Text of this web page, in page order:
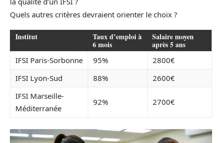
Quels autres critères devraient orienter le choix ?
Institut Taux d’emploi à
6 mois
Salaire moyen
après 5 ans
IFSI Paris-Sorbonne 95%
2800€
IFSI Lyon-Sud
88%
2600€
IFSI Marseille-
Méditerranée
92% 2700€